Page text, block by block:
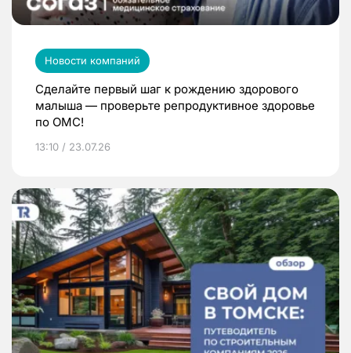
Новости компаний
Сделайте первый шаг к рождению здорового
малыша — проверьте репродуктивное здоровье
по ОМС!
13:10 / 23.07.26